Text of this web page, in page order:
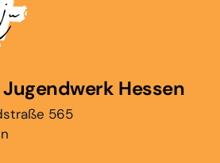
Hessen
565